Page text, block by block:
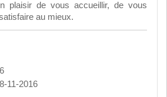
plaisir de vous accueillir, de vous
au mieux.
11-2016